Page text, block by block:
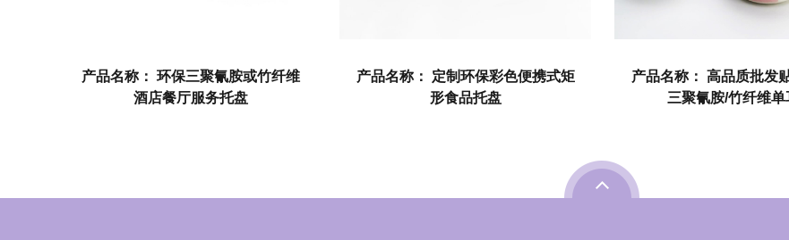
聚氰胺或竹纤维
产品名称： 定制环保彩色便携式矩
形食品托盘
产品名称： 高品质批发贴花马克杯
三聚氰胺/竹纤维单耳杯
产品名称：